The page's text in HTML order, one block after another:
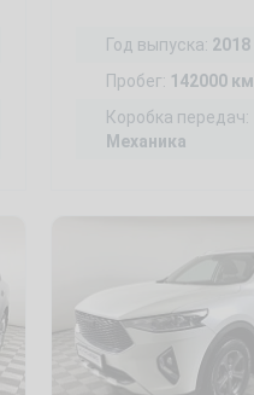
Год выпуска: 2018
Пробег: 142000 км
Коробка передач:
Механика